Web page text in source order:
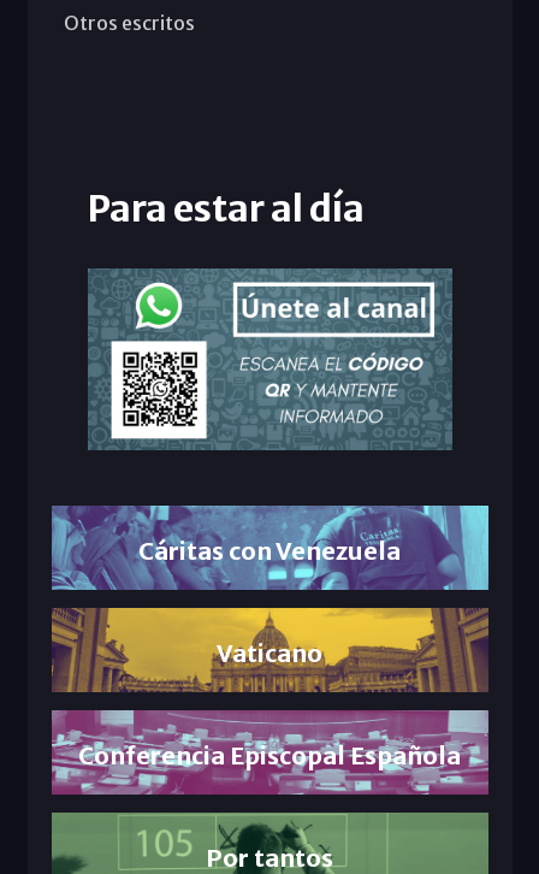
Otros escritos
Para estar al día
Cáritas con Venezuela
Vaticano
Conferencia Episcopal Española
Por tantos